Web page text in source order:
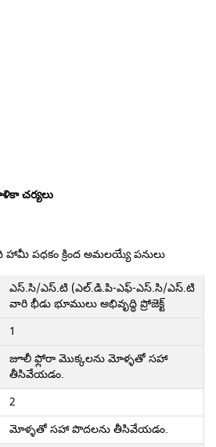
చర్యలు
పధకం క్రింద అమలయ్యే పనులు
ఎస్.సి/ఎస్.టి (ఎల్.డి.పి-ఎఫ్-ఎస్.సి/ఎస్.టి
వారి భీడు భూములు అభివృద్ధి ప్రోజెక్ట్
1
జూలీ ఫ్లోరా మొక్కలను మోళ్ళతో సహా
తీసివేయడం.
2
మోళ్ళతో సహా పొదలను తీసివేయడం.